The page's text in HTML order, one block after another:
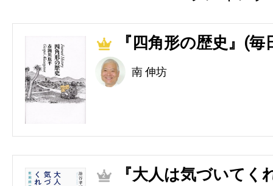
1 『四角形の歴史』(毎
南 伸坊
2
『大人は気づいてく